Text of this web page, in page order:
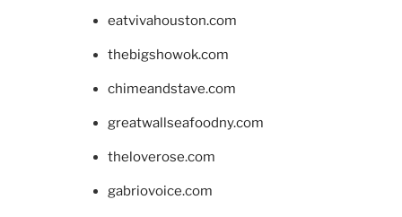
eatvivahouston.com
thebigshowok.com
chimeandstave.com
greatwallseafoodny.com
theloverose.com
gabriovoice.com